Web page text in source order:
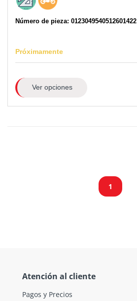
Número de pieza: 0123049540512601422
Próximamente
Ver opciones
1
Atención al cliente
Pagos y Precios